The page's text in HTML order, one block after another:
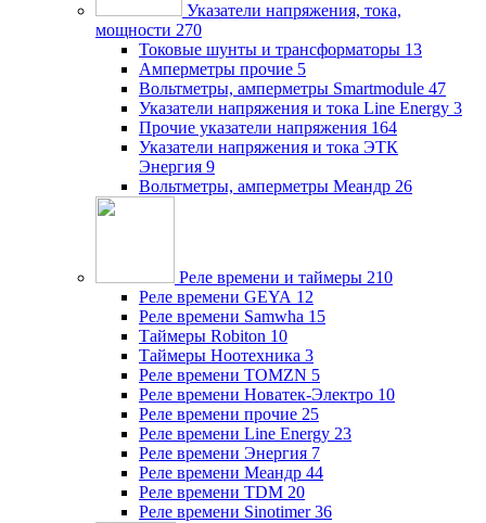
Указатели напряжения, тока,
мощности 270
Токовые шунты и трансформаторы 13
Амперметры прочие 5
Вольтметры, амперметры Smartmodule 47
Указатели напряжения и тока Line Energy 3
Прочие указатели напряжения 164
Указатели напряжения и тока ЭТК
Энергия 9
Вольтметры, амперметры Меандр 26
Реле времени и таймеры 210
Реле времени GEYA 12
Реле времени Samwha 15
Таймеры Robiton 10
Таймеры Ноотехника 3
Реле времени TOMZN 5
Реле времени Новатек-Электро 10
Реле времени прочие 25
Реле времени Line Energy 23
Реле времени Энергия 7
Реле времени Меандр 44
Реле времени TDM 20
Реле времени Sinotimer 36